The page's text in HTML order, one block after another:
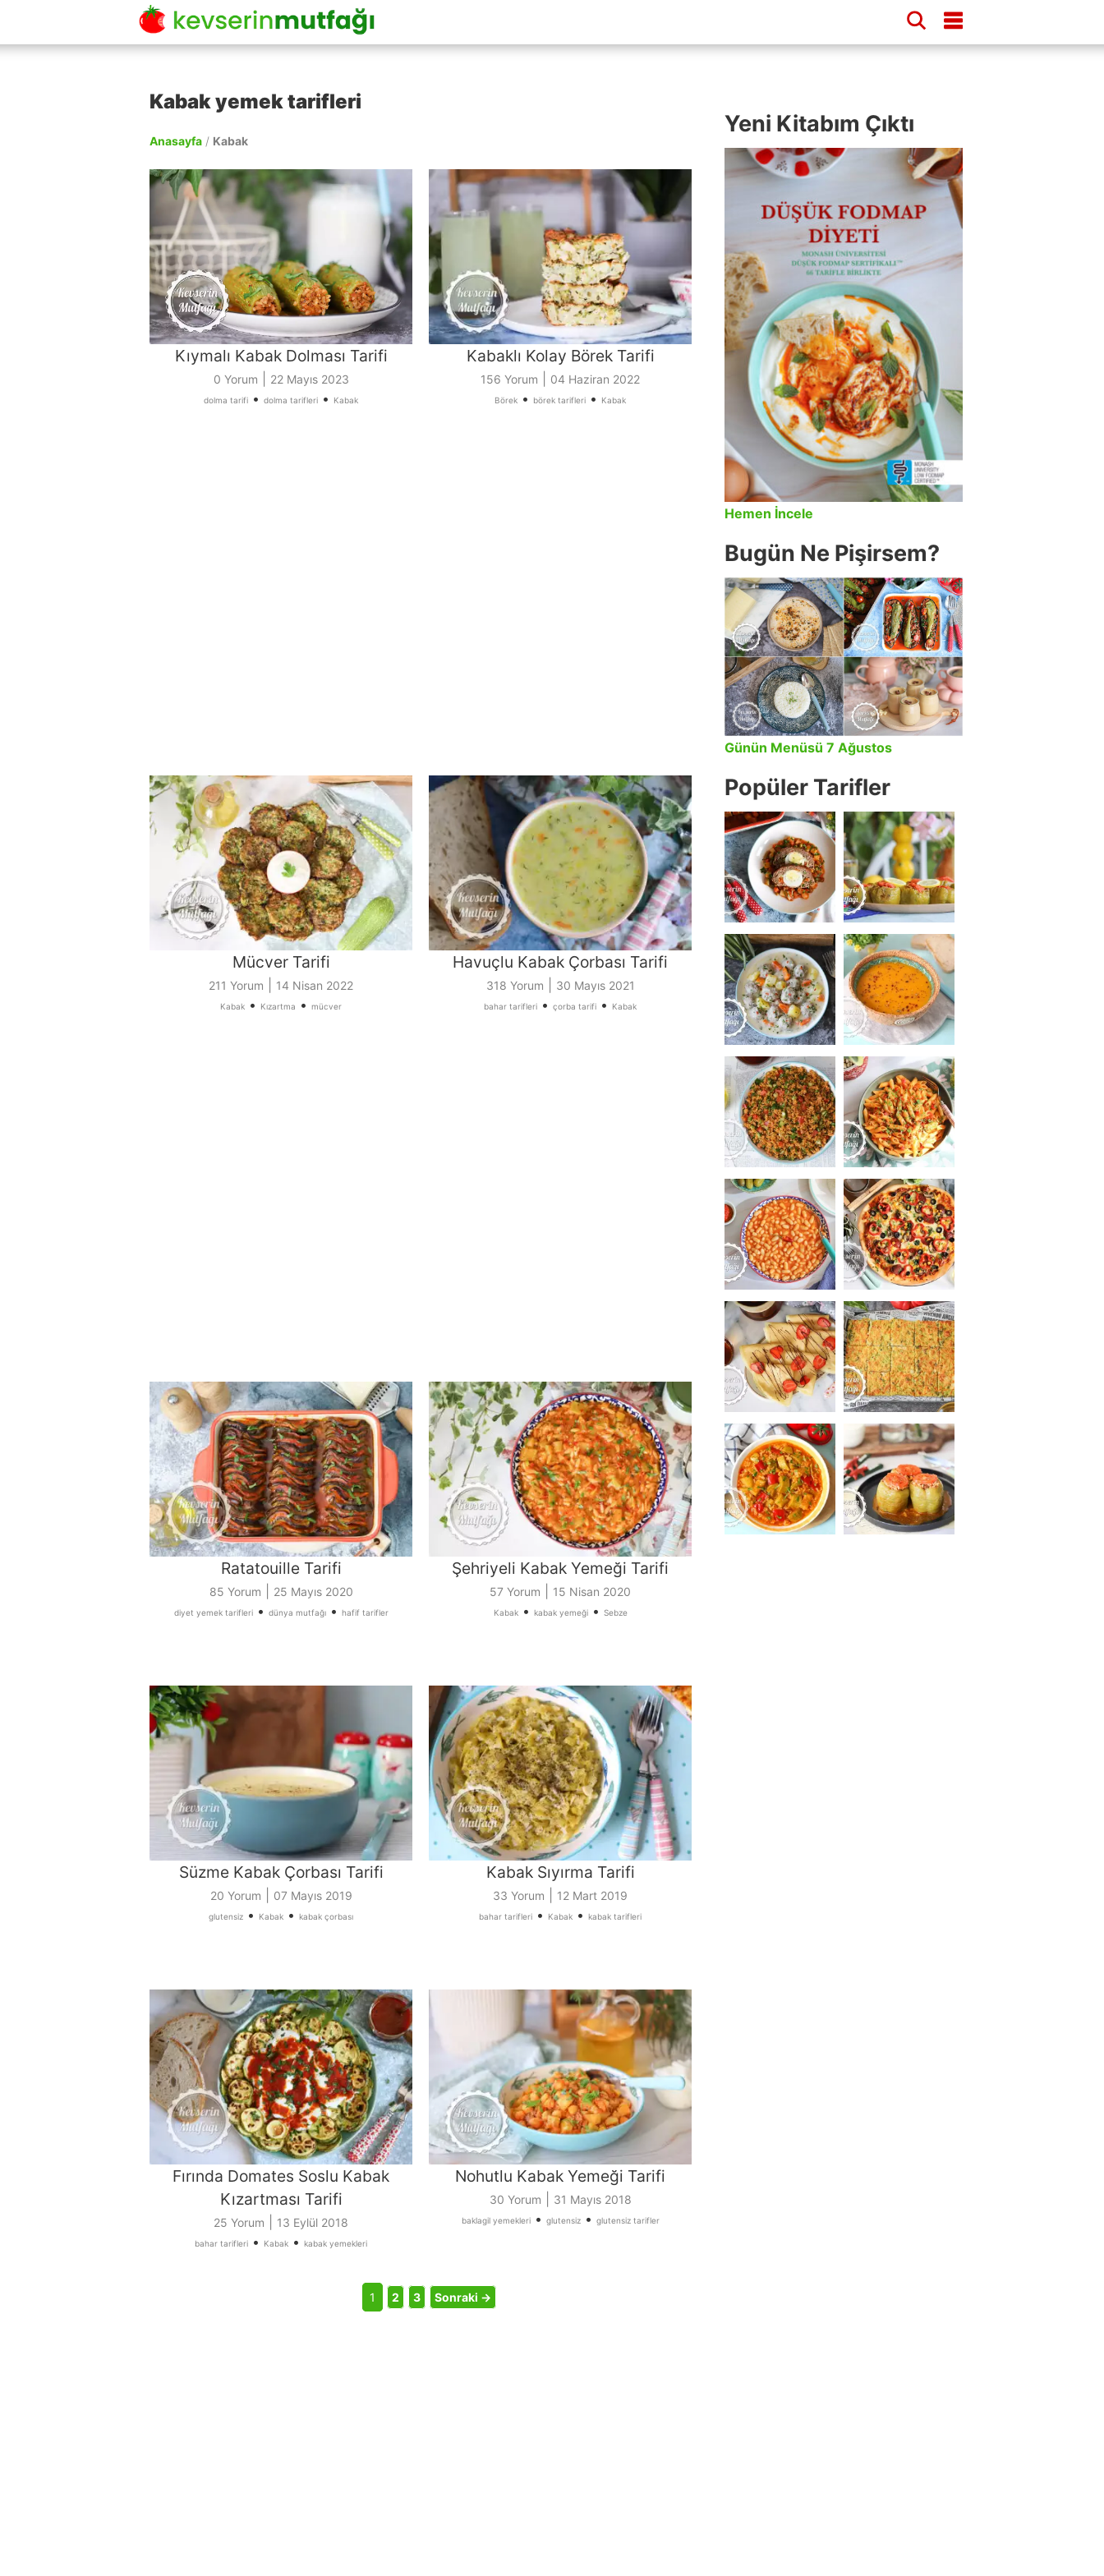
Kabak yemek tarifleri
Anasayfa / Kabak
Kıymalı Kabak Dolması Tarifi
0 Yorum 22 Mayıs 2023
dolma tarifi • dolma tarifleri • Kabak
Kabaklı Kolay Börek Tarifi
156 Yorum 04 Haziran 2022
Börek • börek tarifleri • Kabak
Mücver Tarifi
211 Yorum 14 Nisan 2022
Kabak • Kızartma • mücver
Havuçlu Kabak Çorbası Tarifi
318 Yorum 30 Mayıs 2021
bahar tarifleri • çorba tarifi • Kabak
Ratatouille Tarifi
85 Yorum 25 Mayıs 2020
diyet yemek tarifleri• dünya mutfağı• hafif tarifler
Şehriyeli Kabak Yemeği Tarifi
57 Yorum 15 Nisan 2020
Kabak• kabak yemeği• Sebze
Süzme Kabak Çorbası Tarifi
20 Yorum 07 Mayıs 2019
glutensiz • Kabak • kabak çorbası
Kabak Sıyırma Tarifi
33 Yorum 12 Mart 2019
bahar tarifleri • Kabak • kabak tarifleri
Fırında Domates Soslu Kabak
Kızartması Tarifi
25 Yorum 13 Eylül 2018
bahar tarifleri • Kabak • kabak yemekleri
Nohutlu Kabak Yemeği Tarifi
30 Yorum 31 Mayıs 2018
baklagil yemekleri• glutensiz• glutensiz tarifler
1 2 3 Sonraki →
Yeni Kitabım Çıktı
Hemen İncele
Bugün Ne Pişirsem?
Günün Menüsü 7 Ağustos
Popüler Tarifler